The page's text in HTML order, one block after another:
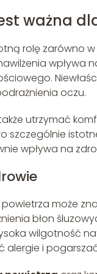
ważna
rolę zarówno
wpływa
oczu.
utrzymać
szczególnie
wpływa na
może
błon
wilgotność
alergie i